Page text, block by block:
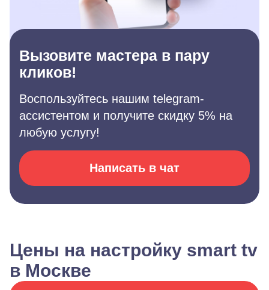
Вызовите мастера в пару
кликов!
Воспользуйтесь нашим telegram-
ассистентом и получите скидку 5% на
любую услугу!
Написать в чат
Цены на настройку smart tv
в Москве